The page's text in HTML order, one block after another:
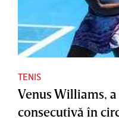
TENIS
Venus Williams,
consecutivă în